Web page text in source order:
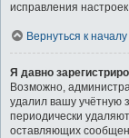
исправления
Вернуться к началу
Я давно
Возможно,
удалил вашу учётную
периодически
оставляющих